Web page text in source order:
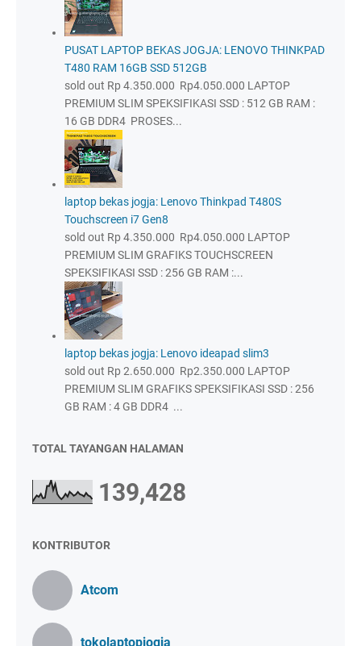
PUSAT LAPTOP BEKAS JOGJA: LENOVO THINKPAD
T480 RAM 16GB SSD 512GB
sold out Rp 4.350.000 Rp4.050.000 LAPTOP
PREMIUM SLIM SPEKSIFIKASI SSD : 512 GB RAM :
16 GB DDR4 PROSES...
laptop bekas jogja: Lenovo Thinkpad T480S
Touchscreen i7 Gen8
sold out Rp 4.350.000 Rp4.050.000 LAPTOP
PREMIUM SLIM GRAFIKS TOUCHSCREEN
SPEKSIFIKASI SSD : 256 GB RAM :...
laptop bekas jogja: Lenovo ideapad slim3
sold out Rp 2.650.000 Rp2.350.000 LAPTOP
PREMIUM SLIM GRAFIKS SPEKSIFIKASI SSD : 256
GB RAM : 4 GB DDR4 ...
TOTAL TAYANGAN HALAMAN
139,428
KONTRIBUTOR
Atcom
tokolaptopjogja